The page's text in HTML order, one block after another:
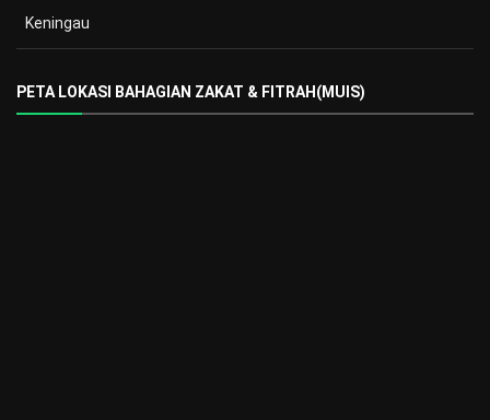
Keningau
PETA LOKASI BAHAGIAN ZAKAT & FITRAH(MUIS)